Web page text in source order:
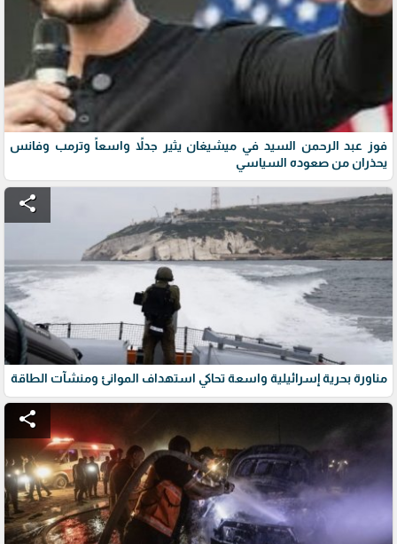
فوز عبد الرحمن السيد في ميشيغان يثير جدلاً واسعاً وترمب وفانس
يحذران من صعوده السياسي
share
مناورة بحرية إسرائيلية واسعة تحاكي استهداف الموانئ ومنشآت الطاقة
share